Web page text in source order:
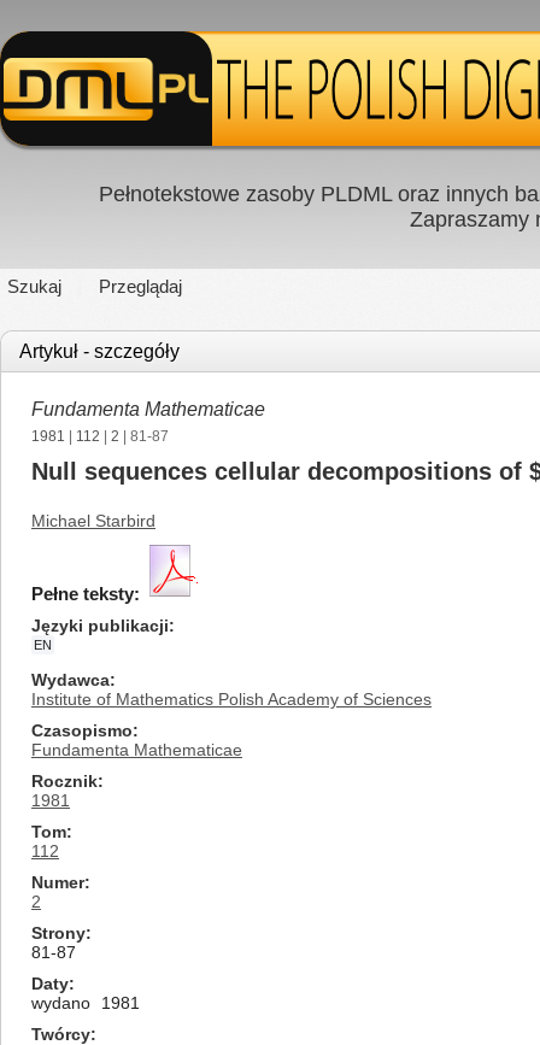
Pełnotekstowe zasoby PLDML oraz innych
Zapraszamy
Szukaj Przeglądaj
Artykuł - szczegóły
Fundamenta Mathematicae
1981 112 2 | 81-87
Null sequences cellular decompositions of
Michael Starbird
Pełne teksty:
Języki publikacji
EN
Wydawca
Institute of Mathematics Polish Academy of Sciences
Czasopismo
Fundamenta Mathematicae
Rocznik
1981
Tom
112
Numer
2
Strony
81-87
Daty
wydano
1981
Twórcy